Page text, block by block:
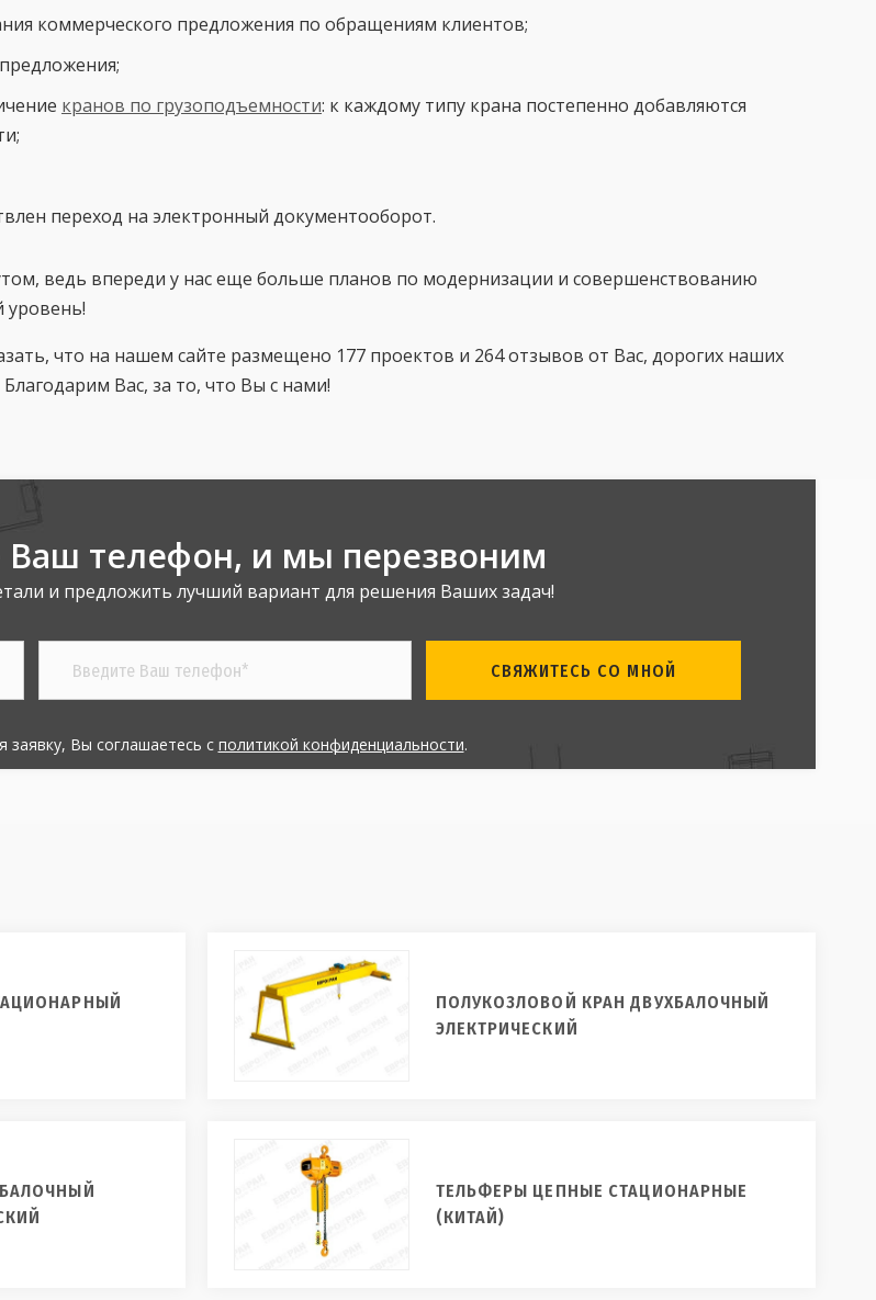
коммерческого предложения по обращениям клиентов;
кранов по грузоподъемности: к каждому типу крана постепенно добавляются
переход на электронный документооборот.
ведь впереди у нас еще больше планов по модернизации и совершенствованию
уровень!
что на нашем сайте размещено 177 проектов и 264 отзывов от Вас, дорогих наших
Вас, за то, что Вы с нами!
Ваш телефон, и мы перезвоним
и предложить лучший вариант для решения Ваших задач!
СВЯЖИТЕСЬ СО МНОЙ
заявку, Вы соглашаетесь с политикой конфиденциальности.
ПОЛУКОЗЛОВОЙ КРАН ДВУХБАЛОЧНЫЙ
ЭЛЕКТРИЧЕСКИЙ
ТЕЛЬФЕРЫ ЦЕПНЫЕ СТАЦИОНАРНЫЕ
(КИТАЙ)